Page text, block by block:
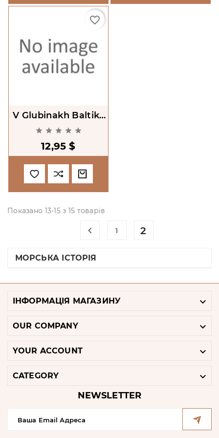
V Glubinakh Baltiki.
21 Podvodnaia
Pobeda [In The
Depths Of The
Baltic]
    
12,95 $
favorite_border
Показано 13-15 з 15 товарів
 1 2
МОРСЬКА ІСТОРІЯ
ІНФОРМАЦІЯ МАГАЗИНУ 
OUR COMPANY 
YOUR ACCOUNT 
CATEGORY 
NEWSLETTER